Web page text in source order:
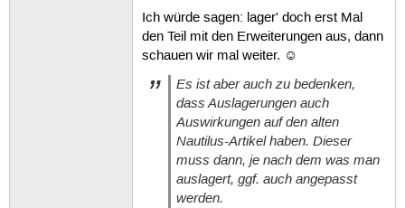
Ich würde sagen: lager' doch erst Mal
den Teil mit den Erweiterungen aus, dann
schauen wir mal weiter. ☺
Es ist aber auch zu bedenken,
dass Auslagerungen auch
Auswirkungen auf den alten
Nautilus-Artikel haben. Dieser
muss dann, je nach dem was man
auslagert, ggf. auch angepasst
werden.